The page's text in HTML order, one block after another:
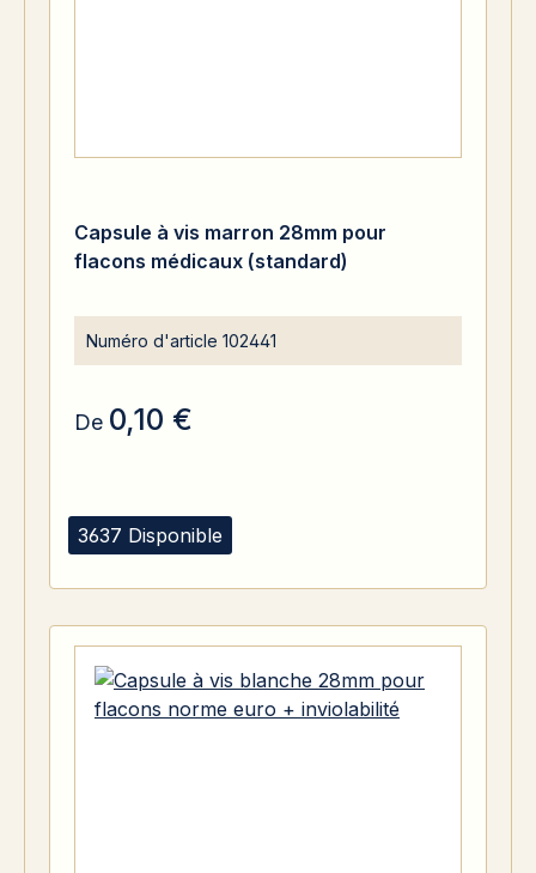
3637 Disponible
Capsule à vis marron 28mm pour
flacons médicaux (standard)
Numéro d'article 102441
De 0,10 €